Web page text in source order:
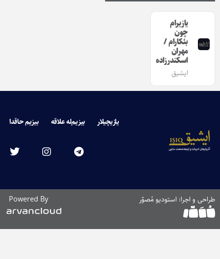
یازیرام
چون
بئکارام /
مهران
اسکندرزاده
ایشیق
یازیچیلار بیزیم‌له علاقه بیزیم حاقدا
طراحی و اجرا: استودیو مُصوّر Powered By